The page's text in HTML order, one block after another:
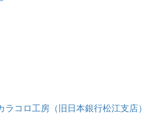
ラコロ工房（旧日本銀行松江支店